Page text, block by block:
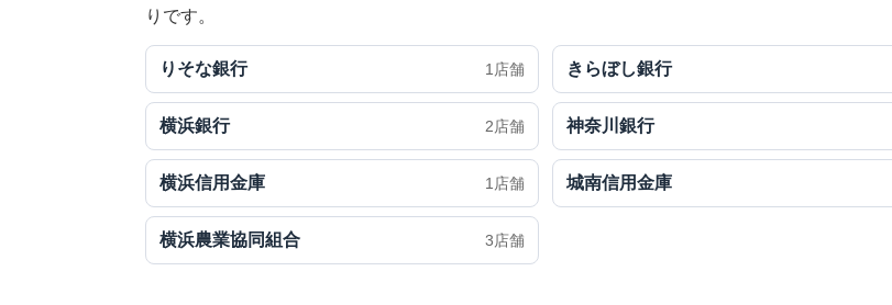
りです。
りそな銀行 1店舗 きらぼし銀行
横浜銀行 2店舗 神奈川銀行
横浜信用金庫 1店舗 城南信用金庫
横浜農業協同組合 3店舗